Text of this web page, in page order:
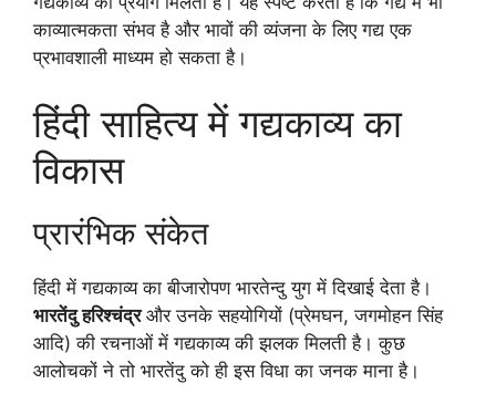
काव्यात्मकता संभव है और भावों की व्यंजना के लिए गद्य एक
प्रभावशाली माध्यम हो सकता है।
हिंदी साहित्य में गद्यकाव्य का
विकास
प्रारंभिक संकेत
हिंदी में गद्यकाव्य का बीजारोपण भारतेन्दु युग में दिखाई देता है।
भारतेंदु हरिश्चंद्रऔर उनके सहयोगियों (प्रेमघन, जगमोहन सिंह
आदि) की रचनाओं में गद्यकाव्य की झलक मिलती है। कुछ
आलोचकों ने तो भारतेंदु को ही इस विधा का जनक माना है।